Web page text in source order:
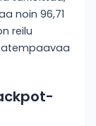
noin 96,71
reilu